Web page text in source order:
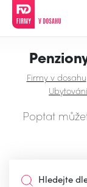
Firmy v dosahu
Ubytování
Poptat
Hledejte